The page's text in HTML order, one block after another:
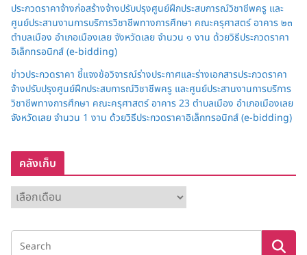
ประกวดราคาจ้างก่อสร้างจ้างปรับปรุงศูนย์ฝึกประสบการณ์วิชาชีพครู และ
ศูนย์ประสานงานการบริการวิชาชีพทางการศึกษา คณะครุศาสตร์ อาคาร ๒๓
ตำบลเมือง อำเภอเมืองเลย จังหวัดเลย จำนวน ๑ งาน ด้วยวิธีประกวดราคา
อิเล็กทรอนิกส์ (e-bidding)
ข่าวประกวดราคา ชี้แจงข้อวิจารณ์ร่างประกาศและร่างเอกสารประกวดราคา
จ้างปรับปรุงศูนย์ฝึกประสบการณ์วิชาชีพครู และศูนย์ประสานงานการบริการ
วิชาชีพทางการศึกษา คณะครุศาสตร์ อาคาร 23 ตำบลเมือง อำเภอเมืองเลย
จังหวัดเลย จำนวน 1 งาน ด้วยวิธีประกวดราคาอิเล็กทรอนิกส์ (e-bidding)
คลังเก็บ
ลั
ง